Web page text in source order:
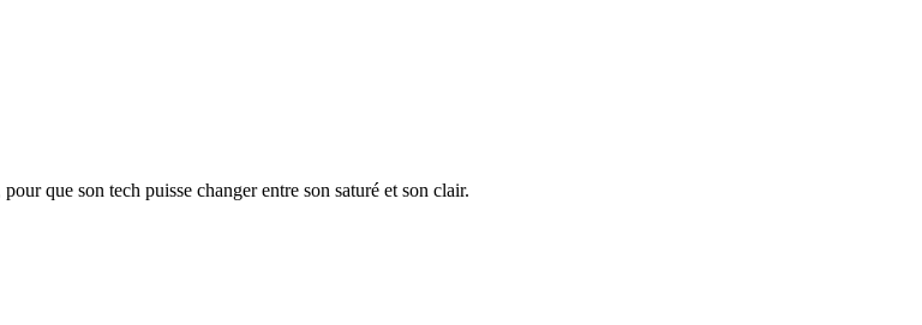
que son tech puisse changer entre son saturé et son clair.